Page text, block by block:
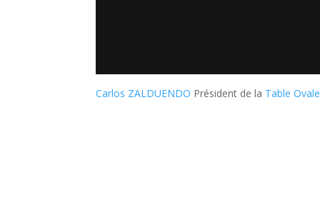
Carlos ZALDUENDO Président de la Table Ovale